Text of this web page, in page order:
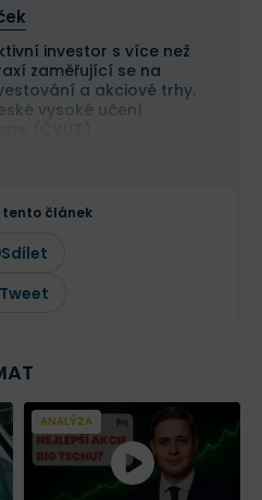
investor s více než
zaměřující se na
a akciové trhy.
vysoké učení
strategii kombinuje
přístup a zaměřuje se
investice. Ve svých
investičním
investování a
akcií.
článek
Sdílet
Tweet
ANALÝZA